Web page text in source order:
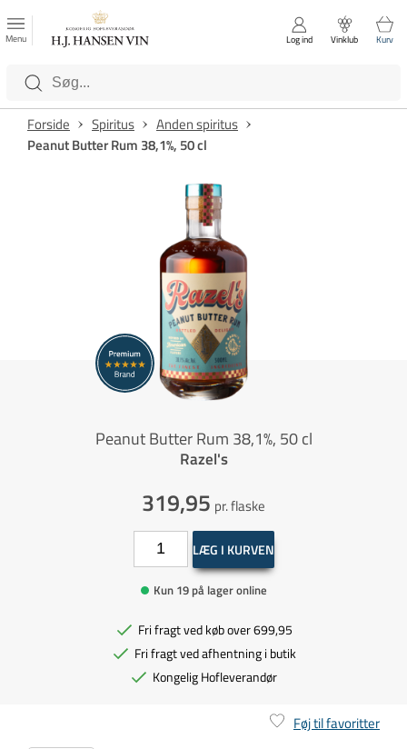
Luk
Kategorier
Menu Log ind Vinklub Kurv
Forside Spiritus
Anden spiritus
Peanut Butter Rum 38,1%, 50 cl
Peanut Butter Rum 38,1%, 50 cl
Razel's
319,95 pr. flaske
LÆG I KURVEN
Kun 19 på lager online
Fri fragt ved køb over 699,95
Fri fragt ved afhentning i butik
Kongelig Hofleverandør
Føj til favoritter